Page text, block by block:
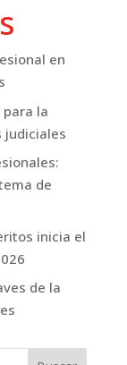
en
la
judiciales
de
inicia el
de la